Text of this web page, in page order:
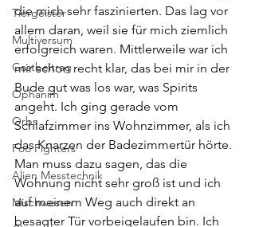
Tiergeister
Multiversum
Gastbeitrag
Ophanim
Orbs
Foo Fighters
Alien Messtechnik
Mischwesen
die mich sehr faszinierten. Das lag vor
allem daran, weil sie für mich ziemlich
erfolgreich waren. Mittlerweile war ich
mir schon recht klar, das bei mir in der
Bude gut was los war, was Spirits
angeht. Ich ging gerade vom
Schlafzimmer ins Wohnzimmer, als ich
das Knarzen der Badezimmertür hörte.
Man muss dazu sagen, das die
Wohnung nicht sehr groß ist und ich
auf meinem Weg auch direkt an
besagter Tür vorbeigelaufen bin. Ich